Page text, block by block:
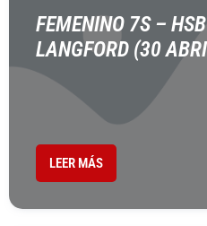
FEMENINO 7S –
LANGFORD (30
LEER MÁS